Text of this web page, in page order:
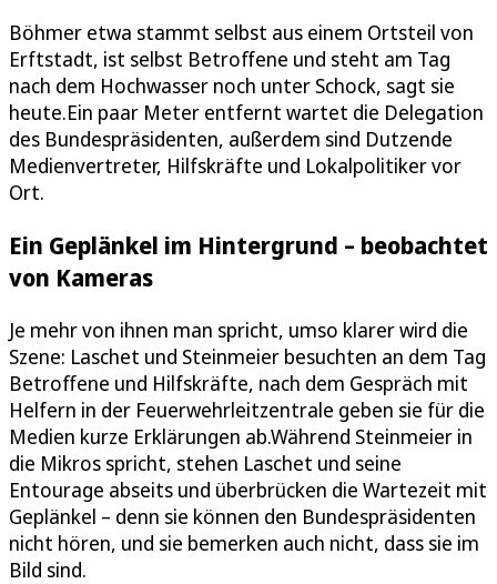
Böhmer etwa stammt selbst aus einem Ortsteil von
Erftstadt, ist selbst Betroffene und steht am Tag
nach dem Hochwasser noch unter Schock, sagt sie
heute.Ein paar Meter entfernt wartet die Delegation
des Bundespräsidenten, außerdem sind Dutzende
Medienvertreter, Hilfskräfte und Lokalpolitiker vor
Ort.
Ein Geplänkel im Hintergrund – beobachtet
von Kameras
Je mehr von ihnen man spricht, umso klarer wird die
Szene: Laschet und Steinmeier besuchten an dem Tag
Betroffene und Hilfskräfte, nach dem Gespräch mit
Helfern in der Feuerwehrleitzentrale geben sie für die
Medien kurze Erklärungen ab.Während Steinmeier in
die Mikros spricht, stehen Laschet und seine
Entourage abseits und überbrücken die Wartezeit mit
Geplänkel – denn sie können den Bundespräsidenten
nicht hören, und sie bemerken auch nicht, dass sie im
Bild sind.